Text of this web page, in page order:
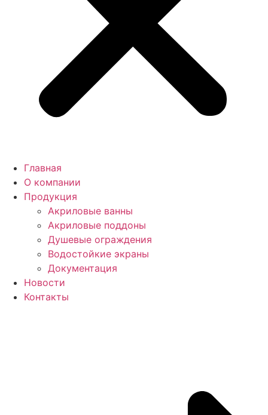
Главная
О компании
Продукция
Акриловые ванны
Акриловые поддоны
Душевые ограждения
Водостойкие экраны
Документация
Новости
Контакты